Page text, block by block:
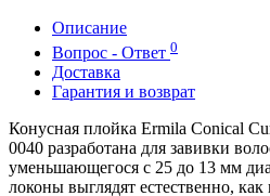
Описание
Вопрос - Ответ 0
Доставка
Гарантия и возврат
Конусная плойка Ermila Conical
0040 разработана для завивки
уменьшающегося с 25 до 13 мм
локоны выглядят естественно,